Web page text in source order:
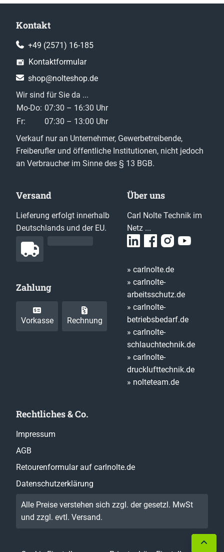
Kontakt
+49 (2571) 16-185
Kontaktformular
shop@nolteshop.de
Wir sind für Sie da ...
Mo-Do: 07:30 – 16:30 Uhr
Fr:
07:30 – 13:00 Uhr
Verkauf nur an Unternehmer, Gewerbetreibende,
Freiberufler und öffentliche Institutionen, nicht jedoch
an Verbraucher im Sinne des § 13 BGB.
Versand
Lieferung erfolgt innerhalb
Deutschlands und der EU.
Zahlung
Vorkasse Rechnung
Über uns
Carl Nolte Technik im
Netz ...
» carlnolte.de
» carlnolte-
arbeitsschutz.de
» carlnolte-
betriebsbedarf.de
» carlnolte-
schlauchtechnik.de
» carlnolte-
drucklufttechnik.de
» nolteteam.de
Rechtliches & Co.
Impressum
AGB
Retourenformular auf carlnolte.de
Datenschutzerklärung
Alle Preise verstehen sich zzgl. der gesetzl. MwSt
und zzgl. evtl. Versand.